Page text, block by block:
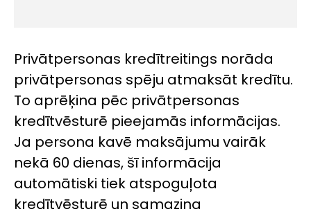
Privātpersonas kredītreitings norāda
privātpersonas spēju atmaksāt kredītu.
To aprēķina pēc privātpersonas
kredītvēsturē pieejamās informācijas.
Ja persona kavē maksājumu vairāk
nekā 60 dienas, šī informācija
automātiski tiek atspoguļota
kredītvēsturē un samazina